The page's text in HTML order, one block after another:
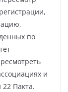
по
и
22 Пакта.